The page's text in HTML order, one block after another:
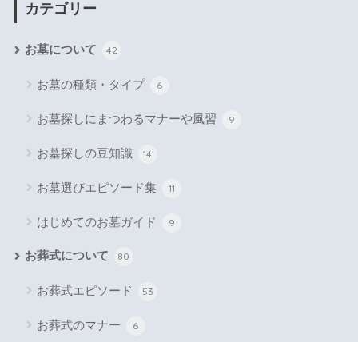
カテゴリー
お墓について 42
お墓の種類・タイプ 6
お墓探しにまつわるマナーや風習 9
お墓探しの豆知識 14
お墓選びエピソード集 11
はじめてのお墓ガイド 9
お葬式について 80
お葬式エピソード 53
お葬式のマナー 6